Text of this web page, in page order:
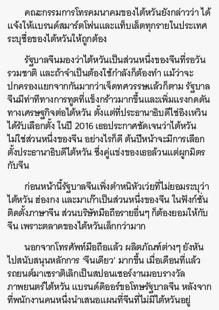
คณะกรรมการโทรคมนาคมของไต้หวันยังกล่าวว่า ได้
แจ้งให้แบรนด์สมาร์ตโฟนและแท็บเล็ตทุกรายในประเทศ
ระบุชื่อของไต้หวันให้ถูกต้อง
รัฐบาลจีนมองว่าไต้หวันเป็นส่วนหนึ่งของจีนที่รอวัน
รวมชาติ และถ้าจำเป็นต้องใช้กำลังก็ต้องทำ แม้ว่าจะ
ปกครองแยกจากกันมากว่าเจ็ดทศวรรษแล้วก็ตาม รัฐบาล
จีนมีท่าทีทางการทูตที่แข็งกร้าวมากขึ้นและเพิ่มแรงกดดัน
ทางเศรษฐกิจต่อไต้หวัน ตั้งแต่ที่ประธานาธิบดีไช่อิงเหวิน
ได้รับเลือกตั้ง ในปี 2016 เธอประกาศชัดเจนว่าไต้หวัน
ไม่ใช่ส่วนหนึ่งของจีน อย่างไรก็ดี ต้นปีหน้าจะมีการเลือก
ตั้งประธานาธิบดีไต้หวัน ซึ่งคู่แข่งของเธอล้วนแต่ผูกมิตร
กับจีน
ก่อนหน้านี้รัฐบาลจีนเพิ่งตำหนิหัวเว่ยที่ไม่ยอมระบุว่า
ไต้หวัน ฮ่องกง และมาเก๊าเป็นส่วนหนึ่งของจีน ในฟังก์ชั่น
ติดตั้งภาษาจีน ส่วนบริษัทมือถือรายอื่นๆ ก็ต้องยอมให้กับ
จีน เพราะตลาดของไต้หวันเล็กกว่ามาก
นอกจากโทรศัพท์มือถือแล้ว ผลิตภัณฑ์ต่างๆ ยังหัน
ไปสนับสนุนหลักการ ‘จีนเดียว’ มากขึ้น เมื่อเดือนที่แล้ว
รถยนต์มาเซราติเลิกเป็นสปอนเซอร์งานมอบรางวัล
ภาพยนตร์ไต้หวัน แบรนด์ดิออร์ขอโทษรัฐบาลจีน หลังจาก
ที่พนักงานคนหนึ่งนำเสนอแผนที่จีนที่ไม่มีไต้หวันอยู่
ค้นหา
SHARE TWEET LINE EMAIL